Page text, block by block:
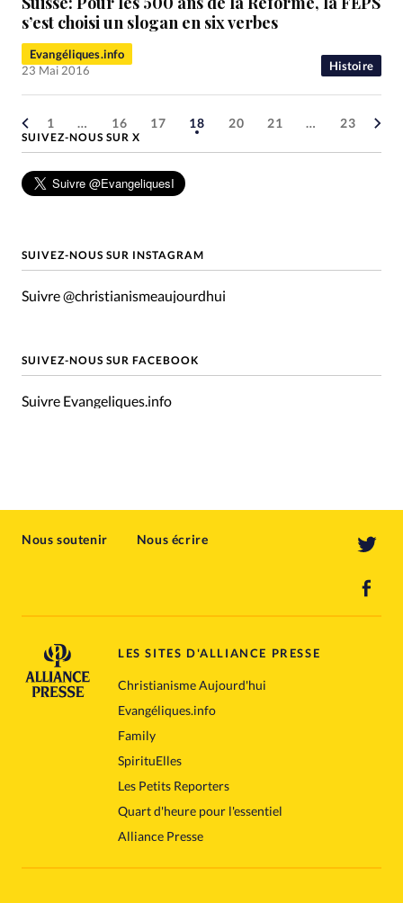
Histoire
s’est choisi un slogan en six verbes
Evangéliques.info
23 Mai 2016
1 … 16 17 18 20 21 … 23
SUIVEZ-NOUS SUR X
SUIVEZ-NOUS SUR INSTAGRAM
Suivre @christianismeaujourdhui
SUIVEZ-NOUS SUR FACEBOOK
Suivre Evangeliques.info
Nous soutenir Nous écrire
LES SITES D'ALLIANCE PRESSE
Christianisme Aujourd'hui
Evangéliques.info
Family
SpirituElles
Les Petits Reporters
Quart d'heure pour l'essentiel
Alliance Presse